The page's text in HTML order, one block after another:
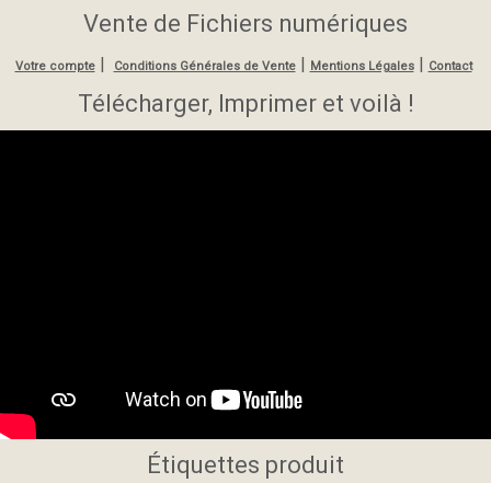
Vente de Fichiers numériques
Votre compte| Conditions Générales de Vente| Mentions Légales | Contact
Télécharger, Imprimer et voilà !
Étiquettes produit